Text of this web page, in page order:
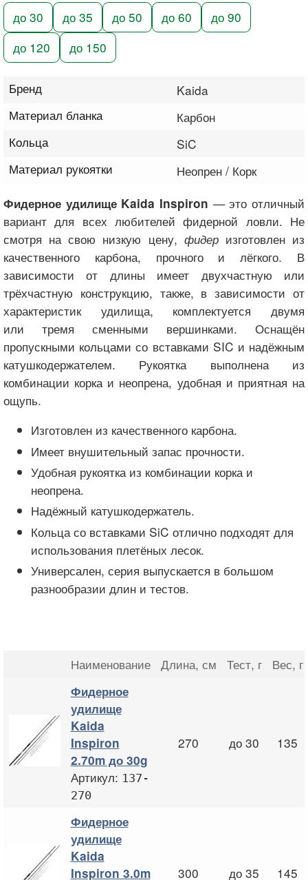
до 30 до 35 до 50 до 60
до 90
до 120
до 150
Бренд
Kaida
Материал бланка
Карбон
Кольца
SiC
Материал рукоятки
Неопрен / Корк
Фидерное удилище Kaida Inspiron — это отличный
вариант для всех любителей фидерной ловли. Не
смотря на свою низкую цену, фидеризготовлен из
качественного карбона, прочного и лёгкого. В
зависимости от длины имеет двухчастную или
трёхчастную конструкцию, также, в зависимости от
характеристик удилища, комплектуется двумя
или тремя сменными вершинками. Оснащён
пропускными кольцами со вставками SIC и надёжным
катушкодержателем. Рукоятка выполнена из
комбинации корка и неопрена, удобная и приятная на
ощупь.
Изготовлен из качественного карбона.
Имеет внушительный запас прочности.
Удобная рукоятка из комбинации корка и
неопрена.
Надёжный катушкодержатель.
Кольца со вставками SiC отлично подходят для
использования плетёных лесок.
Универсален, серия выпускается в большом
разнообразии длин и тестов.
Наименование Длина, см Тест, г Вес, г
Фидерное
удилище
Kaida
Inspiron
2.70m до 30g
Артикул: 137-
270
270 до 30 135
Фидерное
удилище
Kaida
Inspiron 3.0m
300 до 35 145